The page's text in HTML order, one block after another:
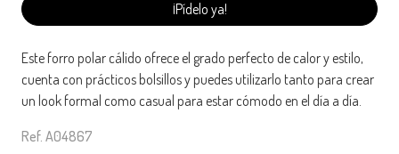
¡Pídelo ya!
Este forro polar cálido ofrece el grado perfecto de calor y estilo,
cuenta con prácticos bolsillos y puedes utilizarlo tanto para crear
un look formal como casual para estar cómodo en el día a día.
Ref. A04867